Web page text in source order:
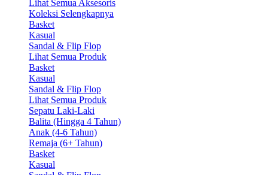
Lihat Semua Aksesoris
Koleksi Selengkapnya
Basket
Kasual
Sandal & Flip Flop
Lihat Semua Produk
Basket
Kasual
Sandal & Flip Flop
Lihat Semua Produk
Sepatu Laki-Laki
Balita (Hingga 4 Tahun)
Anak (4-6 Tahun)
Remaja (6+ Tahun)
Basket
Kasual